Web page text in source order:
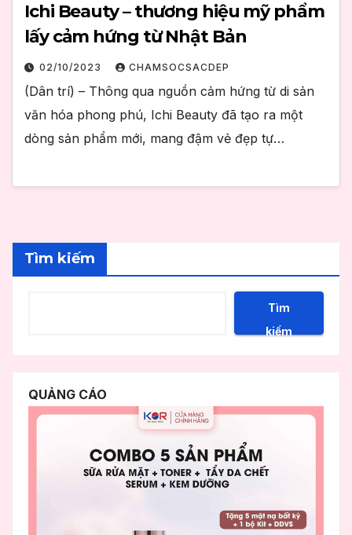
Ichi Beauty – thương hiệu mỹ phẩm
lấy cảm hứng từ Nhật Bản
02/10/2023 CHAMSOCSACDEP
(Dân trí) – Thông qua nguồn cảm hứng từ di sản
văn hóa phong phú, Ichi Beauty đã tạo ra một
dòng sản phẩm mới, mang đậm vẻ đẹp tự…
Tìm kiếm
Tìm
kiếm
QUẢNG CÁO